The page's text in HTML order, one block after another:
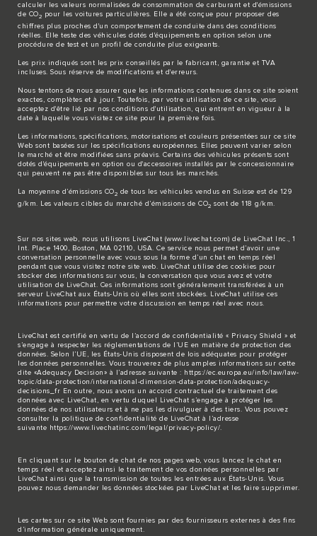
calculer les valeurs normalisées de consommation de carburant et d'émissions
de CO2
pour les voitures particulières. Elle a été conçue pour proposer des
chiffres plus proches d'un comportement de conduite dans des conditions
réelles. Elle teste des véhicules dotés d'équipements en option selon une
procédure de test et un profil de conduite plus exigeants.
Les prix indiqués sont les prix conseillés par le fabricant, garantie et TVA
incluses. Sous réserve de modifications et d'erreurs.
Nous tentons de nous assurer que les informations contenues dans ce site soient
exactes, complètes et à jour. Toutefois, par votre utilisation de ce site, vous
acceptez d'être lié par nos conditions d'utilisation, qui entrent en vigueur à la
date à laquelle vous visitez ce site pour la première fois.
Les informations, spécifications, motorisations et couleurs présentées sur ce site
Web sont basées sur les spécifications européennes. Elles peuvent varier selon
le marché et être modifiées sans préavis. Certains des véhicules présents sont
dotés d'équipements en option ou d'accessoires installés par le concessionnaire
qui peuvent ne pas être disponibles sur tous les marchés.
La moyenne d’émissions CO2 de tous les véhicules vendus en Suisse est de 129
g/km. Les valeurs cibles du marché d’émissions de CO2 sont de 118 g/km.
Sur nos sites web, nous utilisons LiveChat (www.livechat.com) de LiveChat Inc., 1
Int. Place 1400, Boston, MA 02110, USA. Ce service nous permet d’avoir une
conversation personnelle avec vous sous la forme d’un chat en temps réel
pendant que vous visitez notre site web. LiveChat utilise des cookies pour
stocker des informations sur vous, la conversation que vous avez et votre
utilisation de LiveChat. Ces informations sont généralement transférées à un
serveur LiveChat aux États-Unis où elles sont stockées. LiveChat utilise ces
informations pour permettre votre discussion en temps réel avec nous.
LiveChat est certifié en vertu de l’accord de confidentialité « Privacy Shield » et
s’engage à respecter les réglementations de l’UE en matière de protection des
données. Selon l’UE, les États-Unis disposent de lois adéquates pour protéger
les données personnelles. Vous trouverez de plus amples informations sur cette
dite «Adequacy Decision» à l’adresse suivante : https://ec.europa.eu/info/law/law-
topic/data-protection/international-dimension-data-protection/adequacy-
decisions_fr En outre, nous avons un accord contractuel de traitement des
données avec LiveChat, en vertu duquel LiveChat s’engage à protéger les
données de nos utilisateurs et à ne pas les divulguer à des tiers. Vous pouvez
consulter la politique de confidentialité de LiveChat à l’adresse
suivante https://www.livechatinc.com/legal/privacy-policy/
En cliquant sur le bouton de chat de nos pages web, vous lancez le chat en
temps réel et acceptez ainsi le traitement de vos données personnelles par
LiveChat ainsi que la transmission de toutes les entrées aux États-Unis. Vous
pouvez nous demander les données stockées par LiveChat et les faire supprimer.
Les cartes sur ce site Web sont fournies par des fournisseurs externes à des fins
d’information générale uniquement.